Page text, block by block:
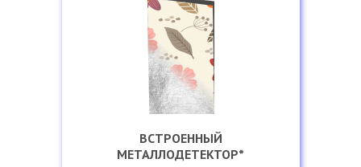
ВСТРОЕННЫЙ
МЕТАЛЛОДЕТЕКТОР*